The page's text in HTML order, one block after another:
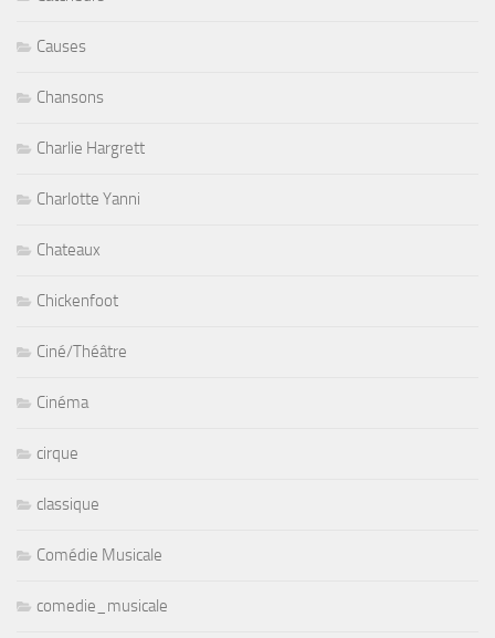
Causes
Chansons
Charlie Hargrett
Charlotte Yanni
Chateaux
Chickenfoot
Ciné/Théâtre
Cinéma
cirque
classique
Comédie Musicale
comedie_musicale